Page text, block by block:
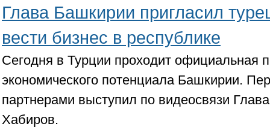
Глава Башкирии пригласил
вести бизнес в республике
Сегодня в Турции проходит официальная
экономического потенциала Башкирии.
партнерами выступил по видеосвязи
Хабиров.